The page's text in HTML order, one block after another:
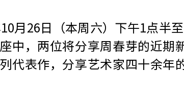
月26日（本周六）下午1点半
中，两位将分享周春芽的近期
代表作，分享艺术家四十余年